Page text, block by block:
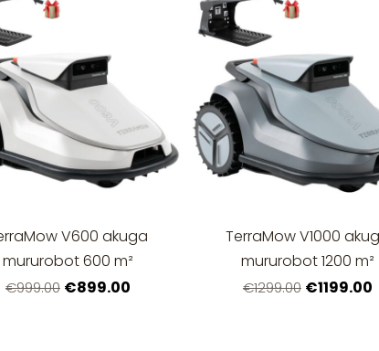
V600 akuga
mururobot 600 m²
€999.00 €899.00
TerraMow V1000
mururobot 1200 m²
€1299.00 €1199.00